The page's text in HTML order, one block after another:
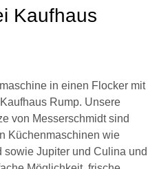
Kaufhaus
in einen Flocker mit
Rump. Unsere
von Messerschmidt sind
Küchenmaschinen wie
Jupiter und Culina und